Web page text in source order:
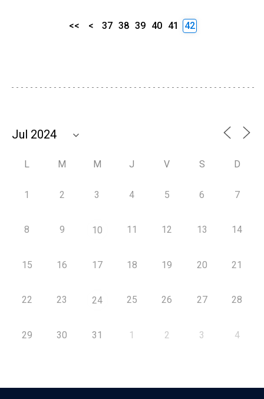
<< < 37 38 39 40 41 42
L M M J V S D
1 2 3 4 5 6 7
8 9 10 11 12 13 14
15 16 17 18 19 20 21
22 23 24 25 26 27 28
29 30 31 1 2 3 4